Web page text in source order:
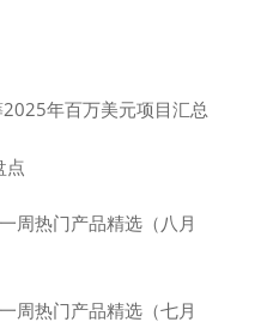
年百万美元项目汇总
点
周热门产品精选（八月
周热门产品精选（七月